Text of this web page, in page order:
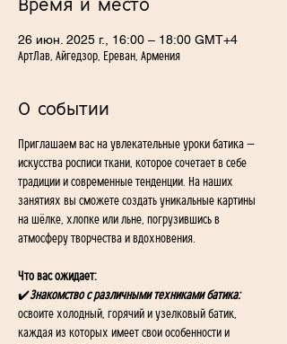
Время и место
26 июн. 2025 г., 16:00 – 18:00 GMT+4
АртЛав, Айгедзор, Ереван, Армения
О событии
Приглашаем вас на увлекательные уроки батика —
искусства росписи ткани, которое сочетает в себе
традиции и современные тенденции. На наших
занятиях вы сможете создать уникальные картины
на шёлке, хлопке или льне, погрузившись в
атмосферу творчества и вдохновения.
Что вас ожидает:
✔️Знакомство с различными техниками батика:
освоите холодный, горячий и узелковый батик,
каждая из которых имеет свои особенности и